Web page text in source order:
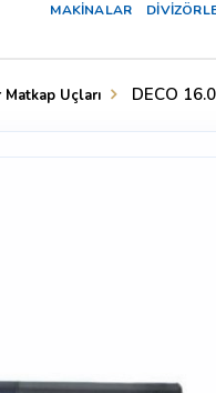
MAKİNALAR
Matkap Uçları DECO